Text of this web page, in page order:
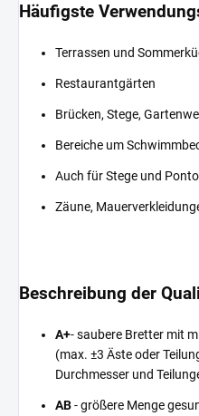
Häufigste
Terrassen und
Restaurantgärten
Brücken, Stege,
Bereiche um
Auch für Stege und
Zäune,
Beschreibung der
A+- saubere Bretter mit
(max. ±3 Äste oder
Durchmesser und
AB- größere Menge